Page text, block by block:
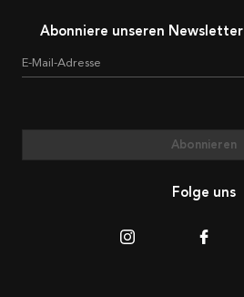
Abonniere unseren Newsletter
E-Mail-Adresse
Abonnieren
Folge uns